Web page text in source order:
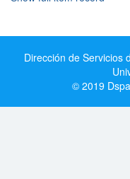
Dirección de Servicios
© 2019